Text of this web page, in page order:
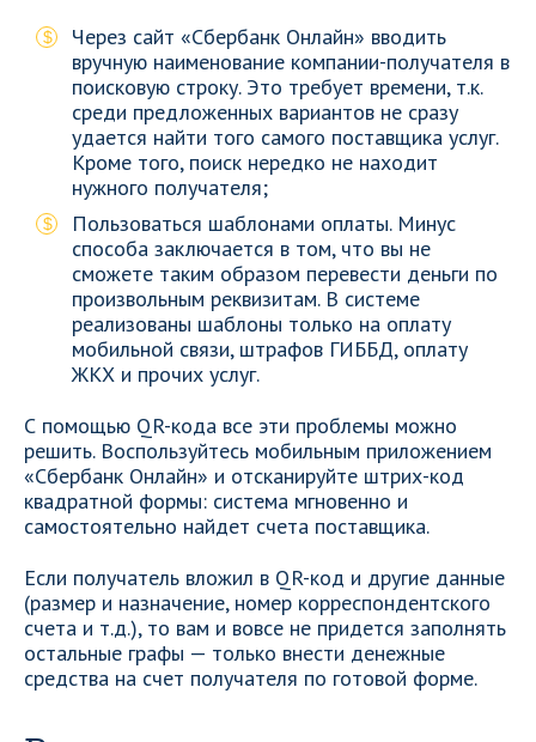
Через сайт «Сбербанк Онлайн» вводить
вручную наименование компании-получателя в
поисковую строку. Это требует времени, т.к.
среди предложенных вариантов не сразу
удается найти того самого поставщика услуг.
Кроме того, поиск нередко не находит
нужного получателя;
Пользоваться шаблонами оплаты. Минус
способа заключается в том, что вы не
сможете таким образом перевести деньги по
произвольным реквизитам. В системе
реализованы шаблоны только на оплату
мобильной связи, штрафов ГИББД, оплату
ЖКХ и прочих услуг.
С помощью QR-кода все эти проблемы можно
решить. Воспользуйтесь мобильным приложением
«Сбербанк Онлайн» и отсканируйте штрих-код
квадратной формы: система мгновенно и
самостоятельно найдет счета поставщика.
Если получатель вложил в QR-код и другие данные
(размер и назначение, номер корреспондентского
счета и т.д.), то вам и вовсе не придется заполнять
остальные графы — только внести денежные
средства на счет получателя по готовой форме.